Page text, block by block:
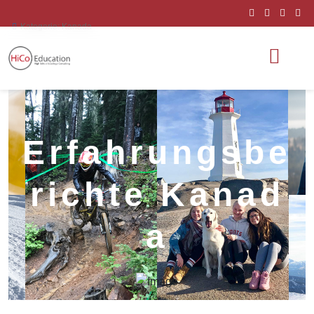
Kategorie:Kanada
Erfahrungsbe
richte Kanad
a